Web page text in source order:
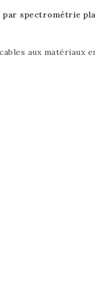
par spectrométrie
aux matériaux